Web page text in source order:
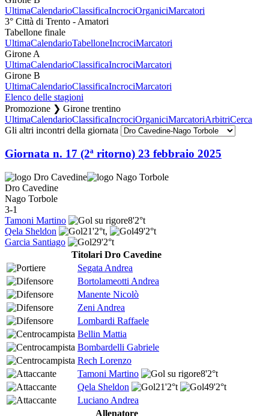
UltimaCalendarioClassificaIncrociOrganiciMarcatori
3° Città di Trento - Amatori
Tabellone finale
UltimaCalendarioTabelloneIncrociMarcatori
Girone A
UltimaCalendarioClassificaIncrociMarcatori
Girone B
UltimaCalendarioClassificaIncrociMarcatori
Elenco delle stagioni
Promozione ❯ Girone trentino
UltimaCalendarioClassificaIncrociOrganiciMarcatoriArbitriCerca
Gli altri incontri della giornata
Giornata n. 17 (2ª ritorno) 23 febbraio 2025
Dro Cavedine
Nago Torbole
3-1
Tamoni Martino
8'2°t
Qela Sheldon
21'2°t, 49'2°t
Garcia Santiago
29'2°t
Titolari Dro Cavedine
Segata Andrea
Bortolameotti Andrea
Manente Nicolò
Zeni Andrea
Lombardi Raffaele
Bellin Mattia
Bombardelli Gabriele
Rech Lorenzo
Tamoni Martino
8'2°t
Qela Sheldon
21'2°t 49'2°t
Luciano Andrea
Allenatore